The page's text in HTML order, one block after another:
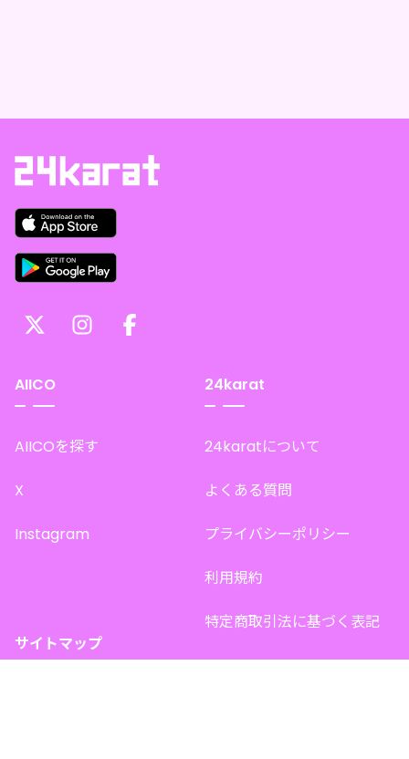
AIICO
AIICOを探す
X
Instagram
24karat
24karatについて
よくある質問
プライバシーポリシー
利用規約
特定商取引法に基づく表記
サイトマップ